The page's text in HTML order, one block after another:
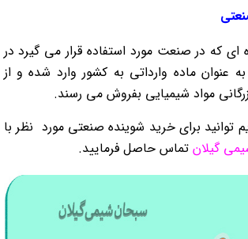
ای که در صنعت مورد استفاده قرار می گیرد در
عنوان ماده وارداتی به کشور وارد شده و از
مواد شیمیایی بفروش می رسند.
توانید برای خرید شوینده صنعتی مورد نظر با
گیلان تماس حاصل فرمایید.